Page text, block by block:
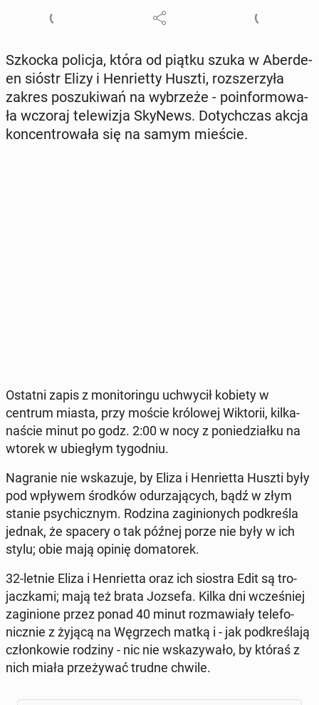
Szkocka policja, która od piątku szuka w Aber­de­
en sióstr Elizy i Hen­riet­ty Huszti, roz­sze­rzy­ła
zakres po­szu­ki­wań na wy­brze­że - po­in­for­mo­wa­
ła wczoraj te­le­wi­zja SkyNews. Do­tych­czas akcja
kon­cen­tro­wa­ła się na samym mieście.
Ostatni zapis z mo­ni­to­rin­gu uchwy­cił kobiety w
centrum miasta, przy moście kró­lo­wej Wik­to­rii, kil­ka­
na­ście minut po godz. 2:00 w nocy z po­nie­dział­ku na
wtorek w ubie­głym ty­go­dniu.
Na­gra­nie nie wska­zu­je, by Eliza i Hen­riet­ta Huszti były
pod wpływem środków odu­rza­ją­cych, bądź w złym
stanie psy­chicz­nym. Rodzina za­gi­nio­nych pod­kre­śla
jednak, że spacery o tak późnej porze nie były w ich
stylu; obie mają opinię do­ma­to­rek.
32-letnie Eliza i Hen­riet­ta oraz ich siostra Edit są tro­
jacz­ka­mi; mają też brata Jozsefa. Kilka dni wcze­śniej
za­gi­nio­ne przez ponad 40 minut roz­ma­wia­ły te­le­fo­
nicz­nie z żyjącą na Wę­grzech matką i - jak pod­kre­śla­ją
człon­ko­wie rodziny - nic nie wska­zy­wa­ło, by któraś z
nich miała prze­ży­wać trudne chwile.